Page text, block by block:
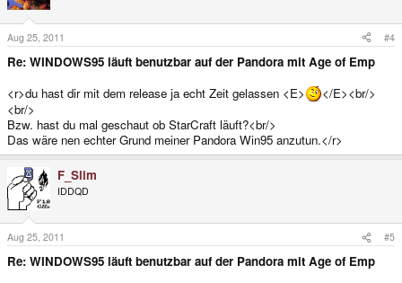
Aug 25, 2011 #4
Re: WINDOWS95 läuft benutzbar auf der Pandora mit Age of Emp
<r>du hast dir mit dem release ja echt Zeit gelassen <E>
</E><br/>
<br/>
Bzw. hast du mal geschaut ob StarCraft läuft?<br/>
Das wäre nen echter Grund meiner Pandora Win95 anzutun.</r>
F_Slim
IDDQD
Aug 25, 2011 #5
Re: WINDOWS95 läuft benutzbar auf der Pandora mit Age of Emp